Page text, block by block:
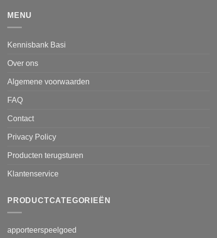
MENU
Kennisbank Basi
Over ons
Algemene voorwaarden
FAQ
Contact
Privacy Policy
Producten terugsturen
Klantenservice
PRODUCTCATEGORIEËN
apporteerspeelgoed